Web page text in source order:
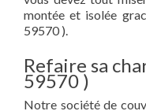
montée et isolée
59570 ).
Refaire sa
59570 )
Notre société de